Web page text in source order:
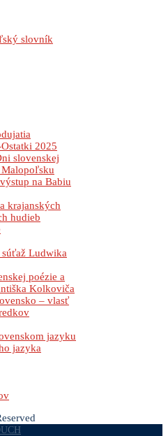
slovník
2025
slovenskej
na Babiu
krajanských
hudieb
Ludwika
poézie a
Kolkoviča
– vlasť
jazyku
jazyka